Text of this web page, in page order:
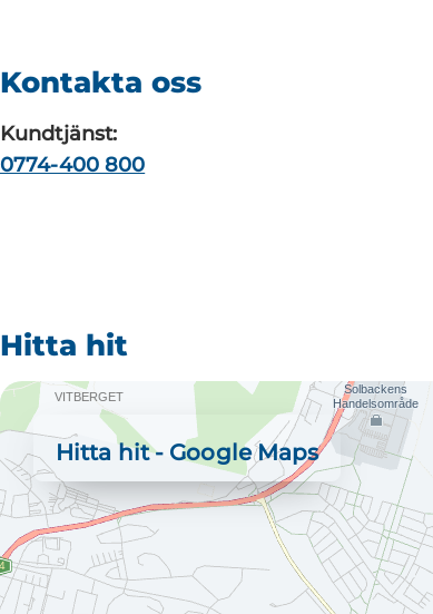
Kontakta oss
Kundtjänst:
0774-400 800
Hitta hit
Hitta hit - Google Maps